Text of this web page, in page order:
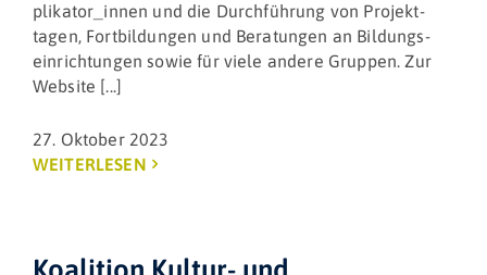
plikator_innen und die Durch­führung von Projekt­
tagen, Fortbildungen und Beratungen an Bildungs­
einrichtungen sowie für viele andere Gruppen. Zur
Website [...]
27. Oktober 2023
WEITERLESEN